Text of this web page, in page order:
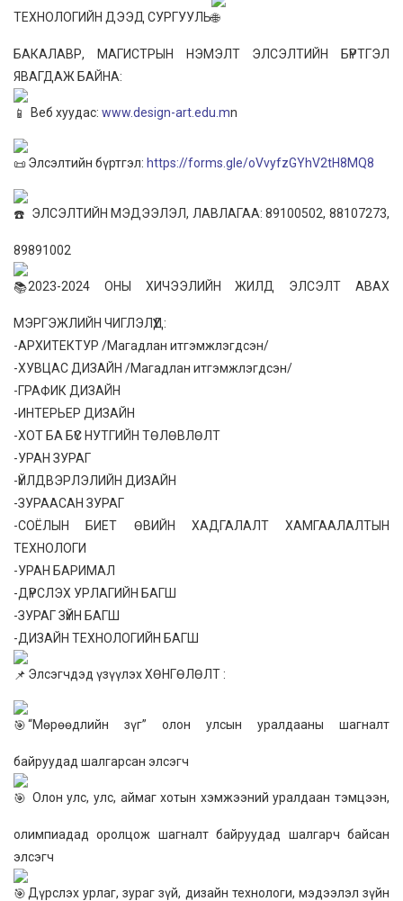
ТЕХНОЛОГИЙН ДЭЭД СУРГУУЛЬ
БАКАЛАВР, МАГИСТРЫН НЭМЭЛТ ЭЛСЭЛТИЙН БҮРТГЭЛ
ЯВАГДАЖ БАЙНА:
Веб хуудас: www.design-art.edu.mn
Элсэлтийн бүртгэл: https://forms.gle/oVvyfzGYhV2tH8MQ8
ЭЛСЭЛТИЙН МЭДЭЭЛЭЛ, ЛАВЛАГАА: 89100502, 88107273,
89891002
2023-2024 ОНЫ ХИЧЭЭЛИЙН ЖИЛД ЭЛСЭЛТ АВАХ
МЭРГЭЖЛИЙН ЧИГЛЭЛҮҮД:
-АРХИТЕКТУР /Магадлан итгэмжлэгдсэн/
-ХУВЦАС ДИЗАЙН /Магадлан итгэмжлэгдсэн/
-ГРАФИК ДИЗАЙН
-ИНТЕРЬЕР ДИЗАЙН
-ХОТ БА БҮС НУТГИЙН ТӨЛӨВЛӨЛТ
-УРАН ЗУРАГ
-ҮЙЛДВЭРЛЭЛИЙН ДИЗАЙН
-ЗУРААСАН ЗУРАГ
-СОЁЛЫН БИЕТ ӨВИЙН ХАДГАЛАЛТ ХАМГААЛАЛТЫН
ТЕХНОЛОГИ
-УРАН БАРИМАЛ
-ДҮРСЛЭХ УРЛАГИЙН БАГШ
-ЗУРАГ ЗҮЙН БАГШ
-ДИЗАЙН ТЕХНОЛОГИЙН БАГШ
Элсэгчдэд үзүүлэх ХӨНГӨЛӨЛТ :
“Мөрөөдлийн зүг” олон улсын уралдааны шагналт
байруудад шалгарсан элсэгч
Олон улс, улс, аймаг хотын хэмжээний уралдаан тэмцээн,
олимпиадад оролцож шагналт байруудад шалгарч байсан
элсэгч
Дүрслэх урлаг, зураг зүй, дизайн технологи, мэдээлэл зүйн